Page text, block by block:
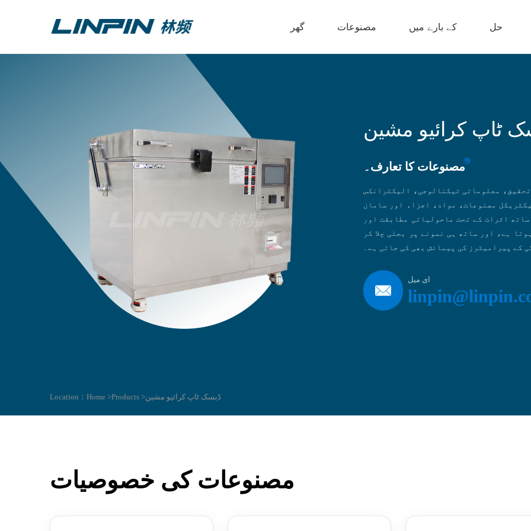
گھر مصنوعات کے بارے میں حل
ٹاپ کرائیو مشین
مصنوعات کا تعارف۔
معلوماتی ٹیکنالوجی، الیکٹرانکس
مصنوعات، مواد، اجزاء اور سامان
اثرات کے تحت ماحولیاتی مطابقت اور
ہے، اور ساتھ ہی نمونے پر بجلی چلا کر
کے پیرامیٹرز کی پیمائش بھی کی جاتی ہے۔
ای میل
Location： Home >Products >ڈیسک ٹاپ کرائیو مشین
مصنوعات کی خصوصیات